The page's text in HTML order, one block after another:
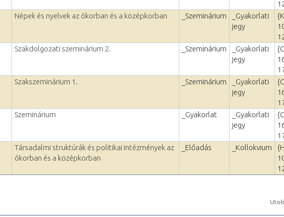
Népek és nyelvek az ókorban és a középkorban _Szeminárium
_Gyakorlati
jegy
Szakdolgozati szeminárium 2. _Szeminárium
_Gyakorlati
jegy
Szakszeminárium 1. _Szeminárium
_Gyakorlati
jegy
Szeminárium _Gyakorlat
_Gyakorlati
jegy
Társadalmi struktúrák és politikai intézmények az
ókorban és a középkorban
_Előadás _Kollokvium